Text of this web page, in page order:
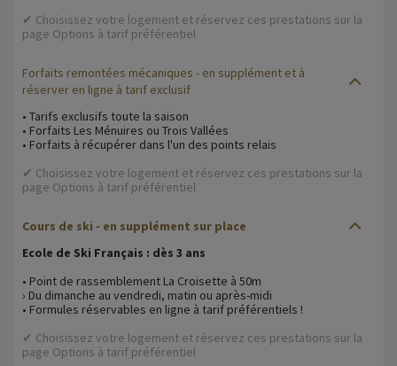
✔ Choisissez votre logement et réservez ces prestations sur la
page Options à tarif préférentiel
Forfaits remontées mécaniques - en supplément et à
réserver en ligne à tarif exclusif
• Tarifs exclusifs toute la saison
• Forfaits Les Ménuires ou Trois Vallées
• Forfaits à récupérer dans l'un des points relais
✔ Choisissez votre logement et réservez ces prestations sur la
page Options à tarif préférentiel
Cours de ski - en supplément sur place
Ecole de Ski Français : dès 3 ans
• Point de rassemblement La Croisette à 50m
› Du dimanche au vendredi, matin ou après-midi
• Formules réservables en ligne à tarif préférentiels !
✔ Choisissez votre logement et réservez ces prestations sur la
page Options à tarif préférentiel